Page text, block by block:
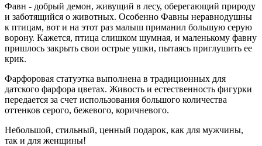
Фавн - добрый демон, живущий в лесу, оберегающий природу
и заботящийся о животных. Особенно Фавны неравнодушны
к птицам, вот и на этот раз малыш приманил большую серую
ворону. Кажется, птица слишком шумная, и маленькому фавну
пришлось закрыть свои острые ушки, пытаясь приглушить ее
крик.
Фарфоровая статуэтка выполнена в традиционных для
датского фарфора цветах. Живость и естественность фигурки
передается за счет использования большого количества
оттенков серого, бежевого, коричневого.
Небольшой, стильный, ценный подарок, как для мужчины,
так и для женщины!